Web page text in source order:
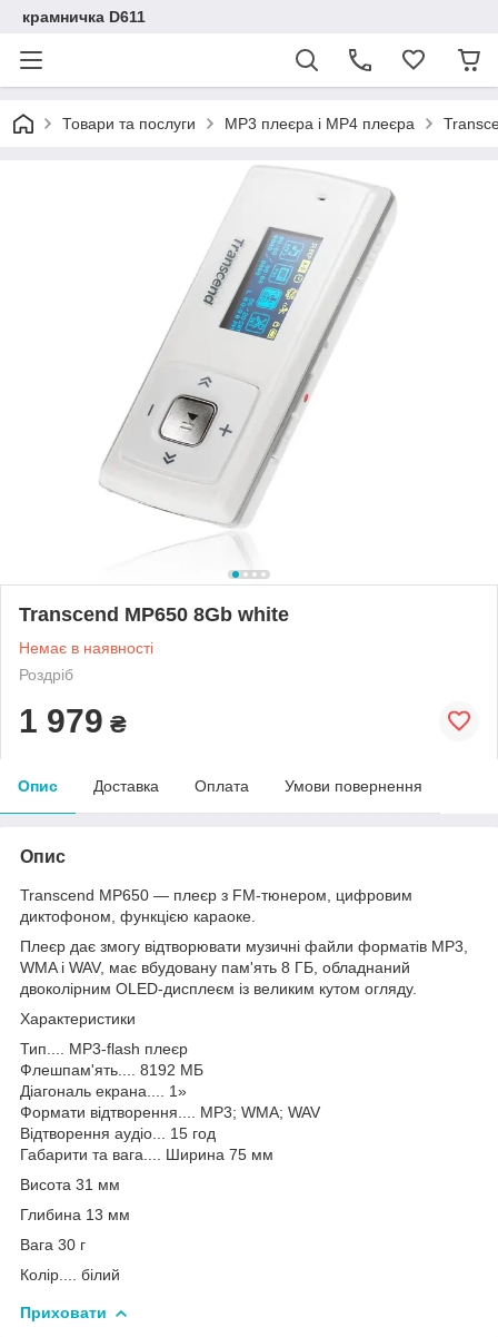
крамничка D611
Товари та послуги MP3 плеєра і MP4 плеєра
Transcend MP650 8Gb white
Немає в наявності
Роздріб
1 979 ₴
Опис Доставка Оплата Умови повернення
Опис
Transcend MP650 — плеєр з FM-тюнером, цифровим
диктофоном, функцією караоке.
Плеєр дає змогу відтворювати музичні файли форматів MP3,
WMA і WAV, має вбудовану пам'ять 8 ГБ, обладнаний
двоколірним OLED-дисплеєм із великим кутом огляду.
Характеристики
Тип.... MP3-flash плеєр
Флешпам'ять.... 8192 МБ
Діагональ екрана.... 1»
Формати відтворення.... MP3; WMA; WAV
Відтворення аудіо... 15 год
Габарити та вага.... Ширина 75 мм
Висота 31 мм
Глибина 13 мм
Вага 30 г
Колір.... білий
Приховати